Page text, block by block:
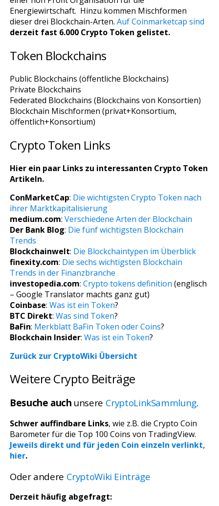
Energiewirtschaft. Hinzu kommen Mischformen
dieser drei Blockchain-Arten. Auf Coinmarketcap sind
derzeit fast 6.000 Crypto Token gelistet.
Token Blockchains
Public Blockchains (öffentliche Blockchains)
Private Blockchains
Federated Blockchains (Blockchains von Konsortien)
Blockchain Mischformen (privat+Konsortium,
öffentlich+Konsortium)
Crypto Token Links
Hier ein paar Links zu interessanten Crypto Token
Artikeln.
ConMarketCap: Die wichtigsten Crypto Token nach
ihrer Marktkapitalisierung
medium.com: Verschiedene Arten der Blockchain
Der Bank Blog: Die fünf wichtigsten Blockchain
Trends
Blockchainwelt: Die Blockchaintypen im Überblick
finexity.com: Die sechs wichtigsten Blockchain
Trends in der Finanzbranche
investopedia.com: Crypto tokens definition (englisch
– Google Translator machts ganz gut)
Coinbase: Was ist ein Token?
BTC Direkt: Was sind Token?
BaFin: Merkblatt BaFin Token oder Coins?
Blockchain Insider: Was ist ein Token?
Zurück zur CryptoWiki Übersicht
Weitere Crypto Beiträge
Besuche auch unsere CryptoLinkSammlung.
Schwer auffindbare Links, wie z.B. die Crypto Coin
Barometer für die Top 100 Coins von TradingView.
Jeweils direkt und für jeden Coin einzeln verlinkt,
hier.
Oder andere CryptoWiki Einträge
Derzeit häufig abgefragt: